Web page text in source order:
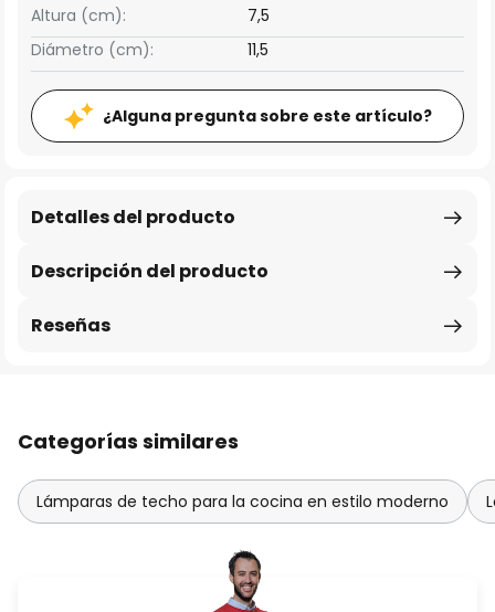
Altura (cm):
7,5
Diámetro (cm):
11,5
¿Alguna pregunta sobre este artículo?
Descripción del producto
Detalles del producto
Reseñas
Categorías similares
Lámparas de techo para la cocina en estilo moderno